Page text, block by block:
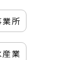
所
業